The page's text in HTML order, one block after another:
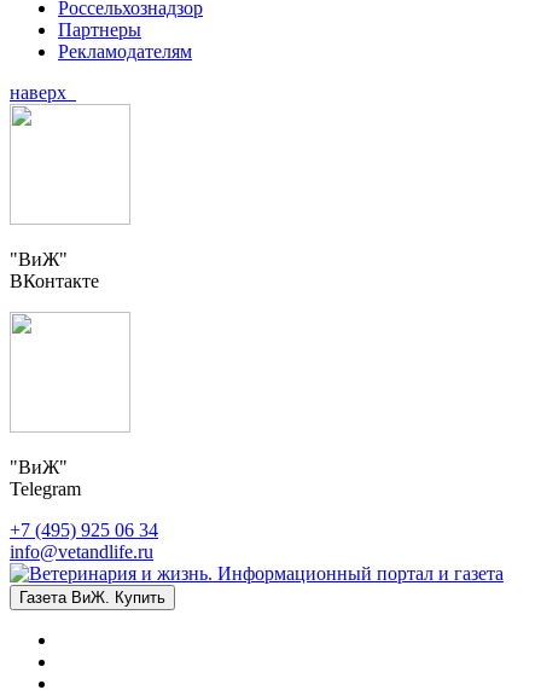
Россельхознадзор
Партнеры
Рекламодателям
наверх
"ВиЖ"
ВКонтакте
"ВиЖ"
Telegram
+7 (495) 925 06 34
info@vetandlife.ru
Газета ВиЖ. Купить